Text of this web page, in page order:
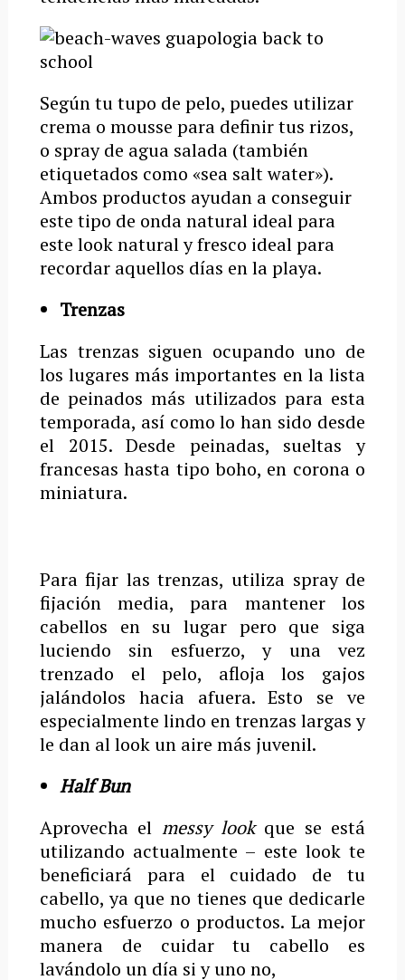
Según tu tupo de pelo, puedes utilizar
crema o mousse para definir tus rizos,
o spray de agua salada (también
etiquetados como «sea salt water»).
Ambos productos ayudan a conseguir
este tipo de onda natural ideal para
este look natural y fresco ideal para
recordar aquellos días en la playa.
Trenzas
Las trenzas siguen ocupando uno de
los lugares más importantes en la lista
de peinados más utilizados para esta
temporada, así como lo han sido desde
el 2015. Desde peinadas, sueltas y
francesas hasta tipo boho, en corona o
miniatura.
Para fijar las trenzas, utiliza spray de
fijación media, para mantener los
cabellos en su lugar pero que siga
luciendo sin esfuerzo, y una vez
trenzado el pelo, afloja los gajos
jalándolos hacia afuera. Esto se ve
especialmente lindo en trenzas largas y
le dan al look un aire más juvenil.
Half Bun
Aprovecha el messy lookque se está
utilizando actualmente – este look te
beneficiará para el cuidado de tu
cabello, ya que no tienes que dedicarle
mucho esfuerzo o productos. La mejor
manera de cuidar tu cabello es
lavándolo un día si y uno no,